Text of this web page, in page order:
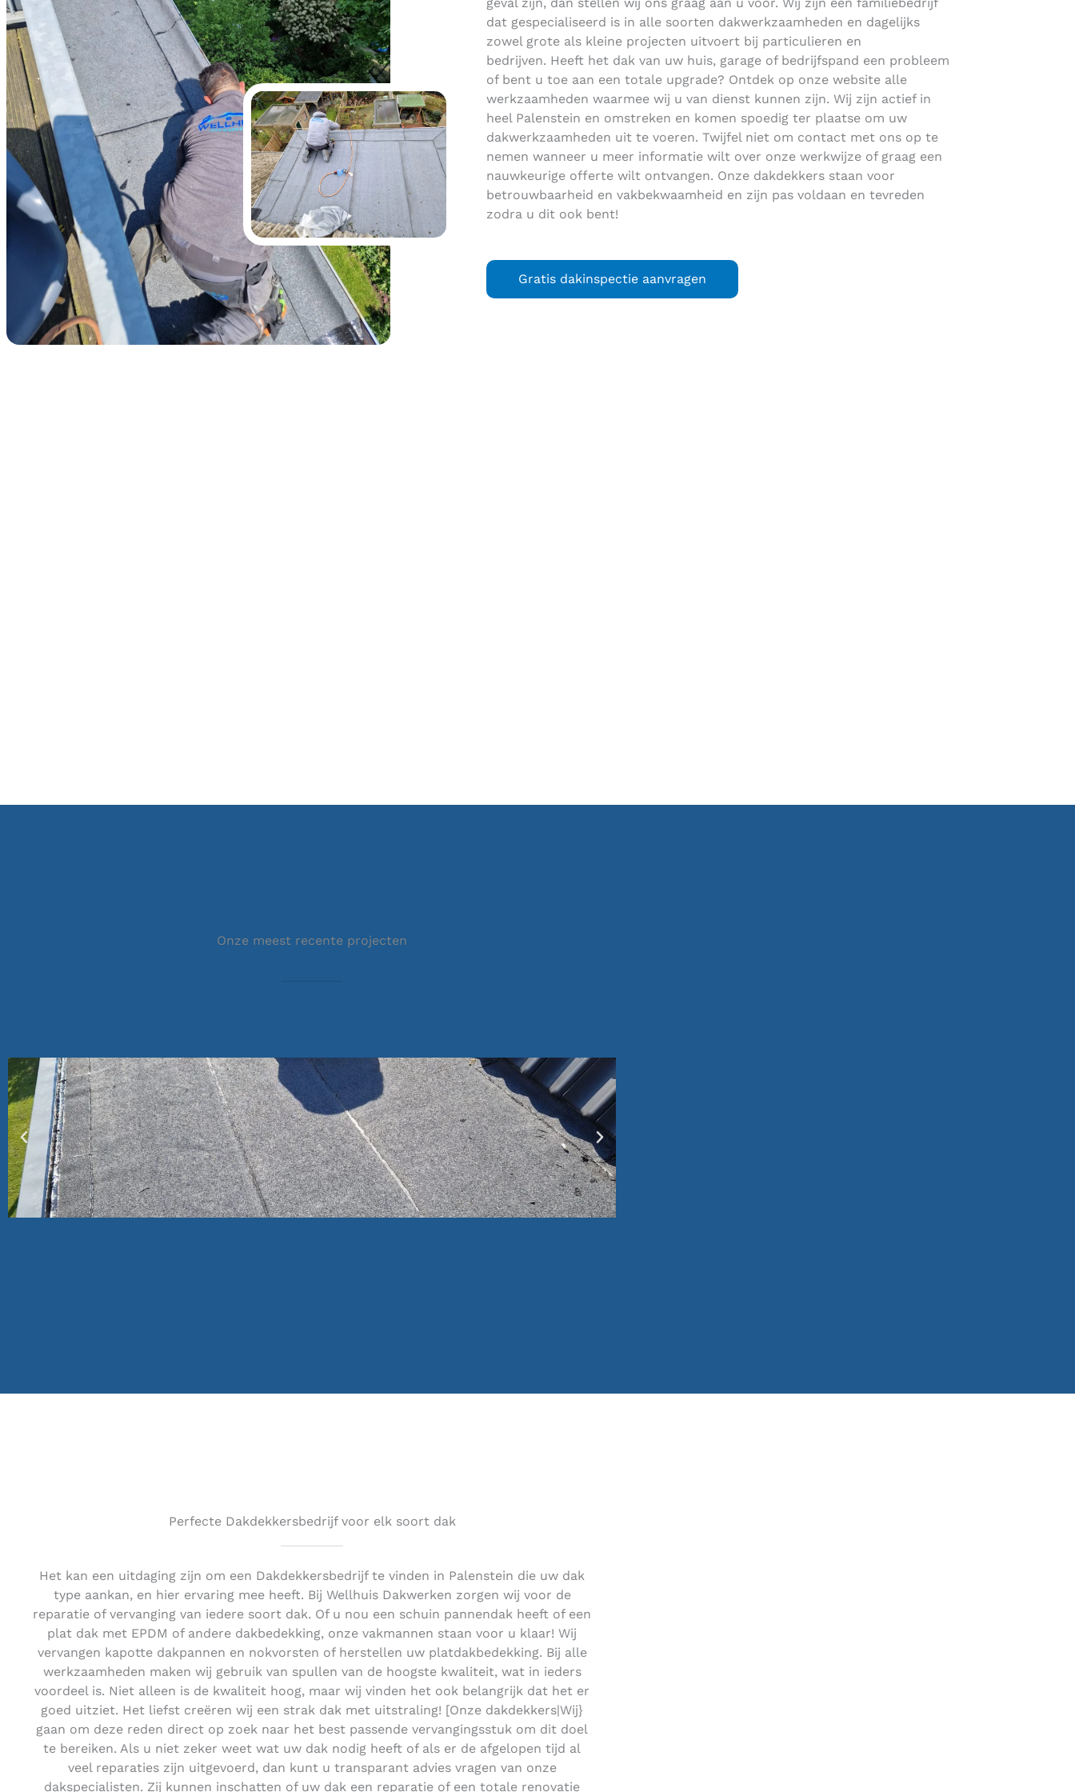
dat gespecialiseerd is in alle soorten dakwerkzaamheden en dagelijks
zowel grote als kleine projecten uitvoert bij particulieren en
bedrijven. Heeft het dak van uw huis, garage of bedrijfspand een probleem
of bent u toe aan een totale upgrade? Ontdek op onze website alle
werkzaamheden waarmee wij u van dienst kunnen zijn. Wij zijn actief in
heel Palenstein en omstreken en komen spoedig ter plaatse om uw
dakwerkzaamheden uit te voeren. Twijfel niet om contact met ons op te
nemen wanneer u meer informatie wilt over onze werkwijze of graag een
nauwkeurige offerte wilt ontvangen. Onze dakdekkers staan voor
betrouwbaarheid en vakbekwaamheid en zijn pas voldaan en tevreden
zodra u dit ook bent!
Gratis dakinspectie aanvragen
Onze meest recente projecten
Perfecte Dakdekkersbedrijf voor elk soort dak
Het kan een uitdaging zijn om een Dakdekkersbedrijf te vinden in Palenstein die uw dak
type aankan, en hier ervaring mee heeft. Bij Wellhuis Dakwerken zorgen wij voor de
reparatie of vervanging van iedere soort dak. Of u nou een schuin pannendak heeft of een
plat dak met EPDM of andere dakbedekking, onze vakmannen staan voor u klaar! Wij
vervangen kapotte dakpannen en nokvorsten of herstellen uw platdakbedekking. Bij alle
werkzaamheden maken wij gebruik van spullen van de hoogste kwaliteit, wat in ieders
voordeel is. Niet alleen is de kwaliteit hoog, maar wij vinden het ook belangrijk dat het er
goed uitziet. Het liefst creëren wij een strak dak met uitstraling! [Onze dakdekkers|Wij}
gaan om deze reden direct op zoek naar het best passende vervangingsstuk om dit doel
te bereiken. Als u niet zeker weet wat uw dak nodig heeft of als er de afgelopen tijd al
veel reparaties zijn uitgevoerd, dan kunt u transparant advies vragen van onze
dakspecialisten. Zij kunnen inschatten of uw dak een reparatie of een totale renovatie